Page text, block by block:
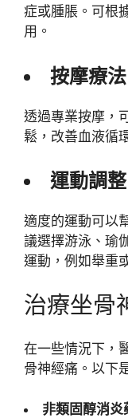
症或腫脹。可根
用。
按摩療法
透過專業按摩，
鬆，改善血液循
運動調整
適度的運動可以
議選擇游泳、瑜
運動，例如舉重
治療坐骨
在一些情況下，
骨神經痛。以下
非類固醇消炎